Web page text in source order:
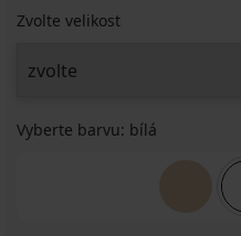
Zvolte velikost
Vyberte barvu: bílá